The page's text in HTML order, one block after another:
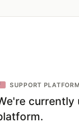
SUPPORT PLATFORM
currently